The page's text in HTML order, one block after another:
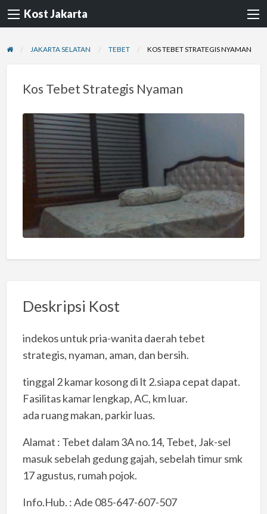
Kost Jakarta
JAKARTA SELATAN TEBET KOS TEBET STRATEGIS NYAMAN
Kos Tebet Strategis Nyaman
Deskripsi Kost
indekos untuk pria-wanita daerah tebet
strategis, nyaman, aman, dan bersih.
tinggal 2 kamar kosong di lt 2.siapa cepat dapat.
Fasilitas kamar lengkap, AC, km luar.
ada ruang makan, parkir luas.
Alamat : Tebet dalam 3A no.14, Tebet, Jak-sel
masuk sebelah gedung gajah, sebelah timur smk
17 agustus, rumah pojok.
Info.Hub. : Ade 085-647-607-507